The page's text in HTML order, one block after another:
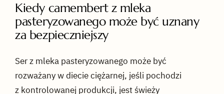
Kiedy camembert z mleka
pasteryzowanego może być uznany
za bezpieczniejszy
Ser z mleka pasteryzowanego może być
rozważany w diecie ciężarnej, jeśli pochodzi
z kontrolowanej produkcji, jest świeży